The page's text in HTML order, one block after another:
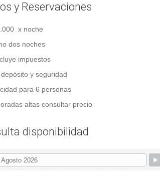
y Reservaciones
x noche
dos noches
impuestos
y seguridad
para 6 personas
altas consultar precio
disponibilidad